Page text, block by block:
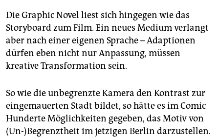
Die Graphic Novel liest sich hingegen wie das
Storyboard zum Film. Ein neues Medium verlangt
aber nach einer eigenen Sprache – Adaptionen
dürfen eben nicht nur Anpassung, müssen
kreative Transformation sein.
So wie die unbegrenzte Kamera den Kontrast zur
eingemauerten Stadt bildet, so hätte es im Comic
Hunderte Möglichkeiten gegeben, das Motiv von
(Un-)Begrenztheit im jetzigen Berlin darzustellen.